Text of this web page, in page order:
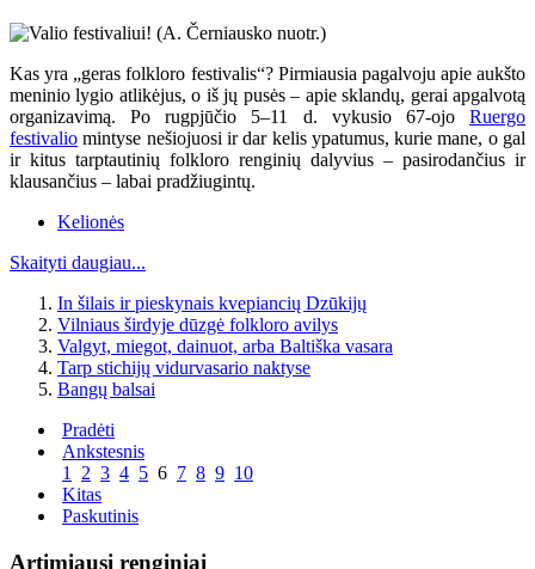
Kas yra „geras folkloro festivalis“? Pirmiausia pagalvoju apie aukšto
meninio lygio atlikėjus, o iš jų pusės – apie sklandų, gerai apgalvotą
organizavimą. Po rugpjūčio 5–11 d. vykusio 67-ojo Ruergo
festivalio mintyse nešiojuosi ir dar kelis ypatumus, kurie mane, o gal
ir kitus tarptautinių folkloro renginių dalyvius – pasirodančius ir
klausančius – labai pradžiugintų.
Kelionės
Skaityti daugiau...
In šilais ir pieskynais kvepiancių Dzūkijų
Vilniaus širdyje dūzgė folkloro avilys
Valgyt, miegot, dainuot, arba Baltiška vasara
Tarp stichijų vidurvasario naktyse
Bangų balsai
Pradėti
Ankstesnis
1 2 3 4 5 6 7 8 9 10
Kitas
Paskutinis
Artimiausi renginiai